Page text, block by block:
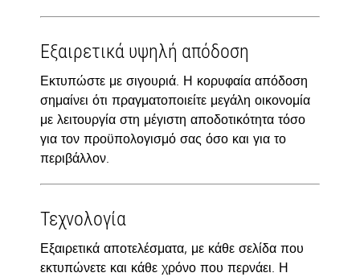
Εξαιρετικά υψηλή απόδοση
Εκτυπώστε με σιγουριά. Η κορυφαία απόδοση
σημαίνει ότι πραγματοποιείτε μεγάλη οικονομία
με λειτουργία στη μέγιστη αποδοτικότητα τόσο
για τον προϋπολογισμό σας όσο και για το
περιβάλλον.
Τεχνολογία
Εξαιρετικά αποτελέσματα, με κάθε σελίδα που
εκτυπώνετε και κάθε χρόνο που περνάει. Η